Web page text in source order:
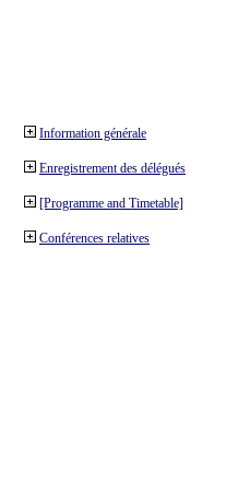
Information générale
Enregistrement des délégués
[Programme and Timetable]
Conférences relatives